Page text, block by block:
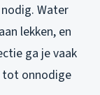
Water
lekken, en
ga je vaak
tot onnodige